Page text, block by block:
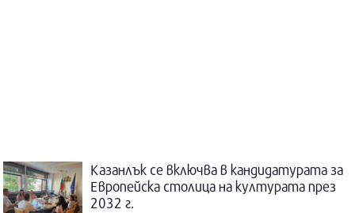
Казанлък се включва в кандидатурата за
Европейска столица на културата през
2032 г.